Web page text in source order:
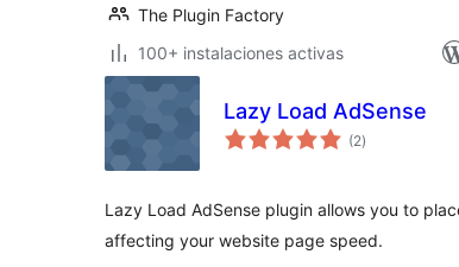
The Plugin Factory
100+ instalaciones activas
Lazy Load AdSense
(2valoraciones
en
)
Lazy Load AdSense plugin allows you to
affecting your website page speed.